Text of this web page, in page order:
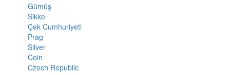
Gümüş
Sikke
Çek Cumhuriyeti
Prag
Silver
Coin
Czech Republic